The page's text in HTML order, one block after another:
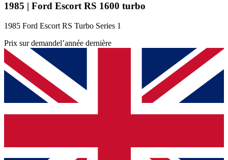
1985 | Ford Escort RS 1600 turbo
1985 Ford Escort RS Turbo Series 1
Prix sur demandel’année dernière